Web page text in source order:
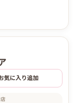
気に入り追加